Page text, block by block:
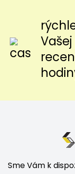
Sme Vám k